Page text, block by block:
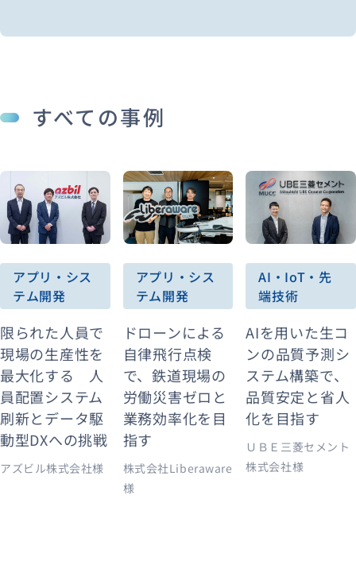
すべての事例
アプリ・シス
テム開発
限られた人員で
現場の生産性を
最大化する 人
員配置システム
刷新とデータ駆
動型DXへの挑戦
アズビル株式会社様
アプリ・シス
テム開発
ドローンによる
自律飛行点検
で、鉄道現場の
労働災害ゼロと
業務効率化を目
指す
株式会社Liberaware
様
AI・IoT・先
端技術
AIを用いた生コ
ンの品質予測シ
ステム構築で、
品質安定と省人
化を目指す
ＵＢＥ三菱セメント
株式会社様